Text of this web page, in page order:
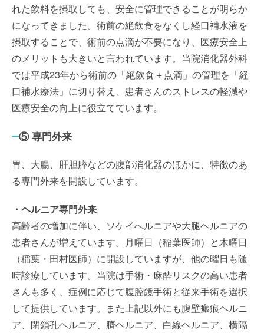
れた飲料を摂取しても、安全に管理できることが明らか
になってきました。術前の絶飲食をなくし経口補水液を
摂取することで、術前の点滴が不要になり、医療安全上
のメリットも大きいと言われています。当院消化器外科
では平成23年から術前の「絶飲食＋点滴」の管理を「経
口補水療法」に切り替え、患者さんのストレスの軽減や
医療安全の向上に役立てています。
⑤ 専門外来
胃、大腸、肝胆膵などの腹部消化器のほかに、特徴のあ
る専門外来を開設しています。
・ヘルニア専門外来
高齢者の増加に伴い、ソケイへルニアや大腿ヘルニアの
患者さんが増えています。月曜日（稲葉医師）と木曜日
（稲葉・田村医師）に開設していますが、他の曜日も随
時診療しています。当院は手術・麻酔リスクの高い患者
さんも多く、症例に応じて腹腔鏡手術と従来手術を選択
して提供しています。また上記以外にも腹壁瘢痕ヘルニ
ア、閉鎖孔ヘルニア、臍ヘルニア、白線ヘルニア、横隔